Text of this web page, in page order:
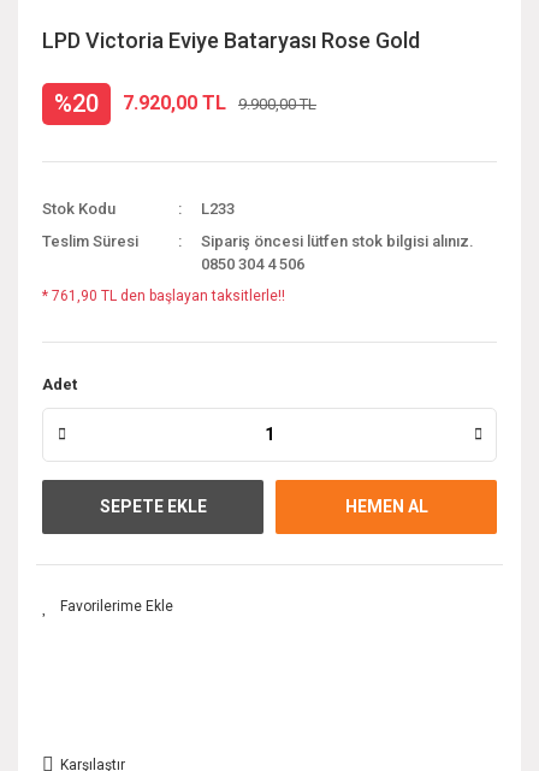
LPD Victoria Eviye Bataryası Rose Gold
%20 7.920,00 TL 9.900,00 TL
Stok Kodu
L233
Teslim Süresi
Sipariş öncesi lütfen stok bilgisi alınız.
0850 304 4 506
* 761,90 TL den başlayan taksitlerle!!
Adet
SEPETE EKLE HEMEN AL
Karşılaştır